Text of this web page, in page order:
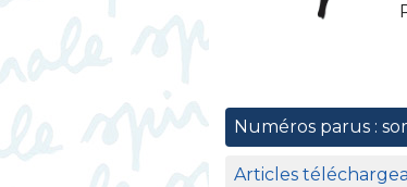
Numéros parus :
Articles